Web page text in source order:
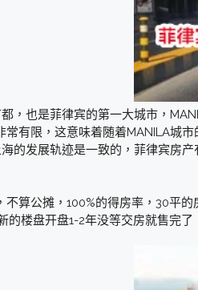
，也是菲律宾的第一大城市，
常有限，这意味着随着MANILA城
的发展轨迹是一致的，菲律宾房
不算公摊，100%的得房率，30平
的楼盘开盘1-2年没等交房就售完